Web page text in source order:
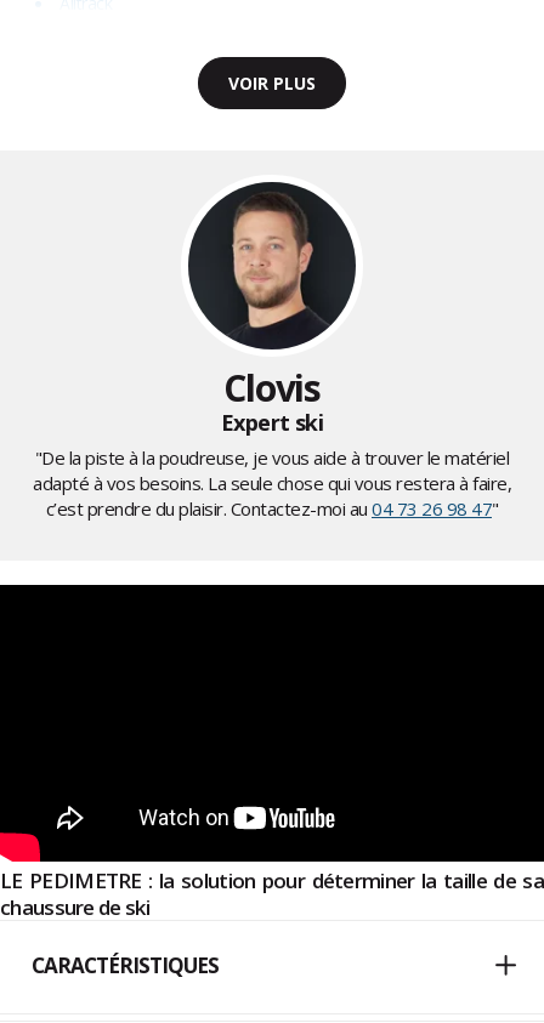
VOIR PLUS
Clovis
Expert ski
"De la piste à la poudreuse, je vous aide à trouver le matériel
adapté à vos besoins. La seule chose qui vous restera à faire,
c’est prendre du plaisir. Contactez-moi au 04 73 26 98 47"
LE PEDIMETRE : la solution pour déterminer la taille de sa
chaussure de ski
CARACTÉRISTIQUES